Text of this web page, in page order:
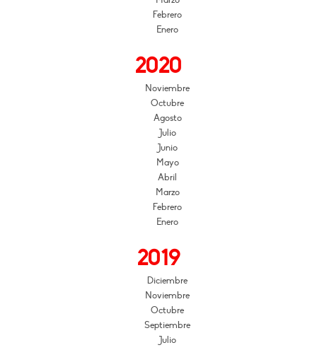
Febrero
Enero
2020
Noviembre
Octubre
Agosto
Julio
Junio
Mayo
Abril
Marzo
Febrero
Enero
2019
Diciembre
Noviembre
Octubre
Septiembre
Julio